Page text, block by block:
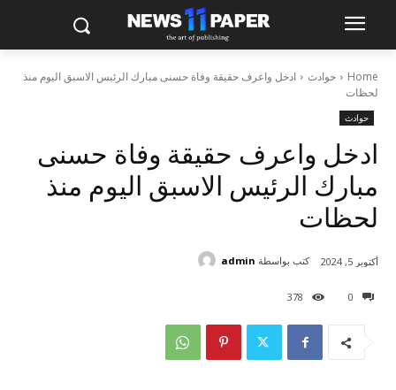
Home حوادث
ادخل واعرف حقيقة وفاة حسنى مبارك الرئيس الاسبق اليوم منذ
لحظات
حوادث
ادخل واعرف حقيقة وفاة حسنى
مبارك الرئيس الاسبق اليوم منذ
لحظات
0
378
أكتوبر 5, 2024 كتب بواسطة admin